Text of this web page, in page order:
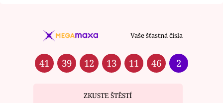
Vaše šťastná čísla
41 39 12 13 11 46 2
ZKUSTE ŠTĚSTÍ